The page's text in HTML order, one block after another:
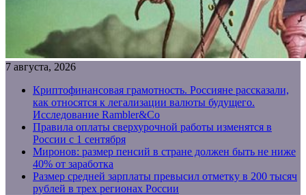
7 августа, 2026
Криптофинансовая грамотность. Россияне рассказали,
как относятся к легализации валюты будущего.
Исследование Rambler&Co
Правила оплаты сверхурочной работы изменятся в
России с 1 сентября
Миронов: размер пенсий в стране должен быть не ниже
40% от заработка
Размер средней зарплаты превысил отметку в 200 тысяч
рублей в трех регионах России